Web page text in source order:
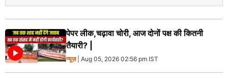
पेपर लीक,चढ़ावा चोरी, आज दोनों पक्ष की कितनी
तैयारी? |
न्यूज़| Aug 05, 2026 02:56 pm IST